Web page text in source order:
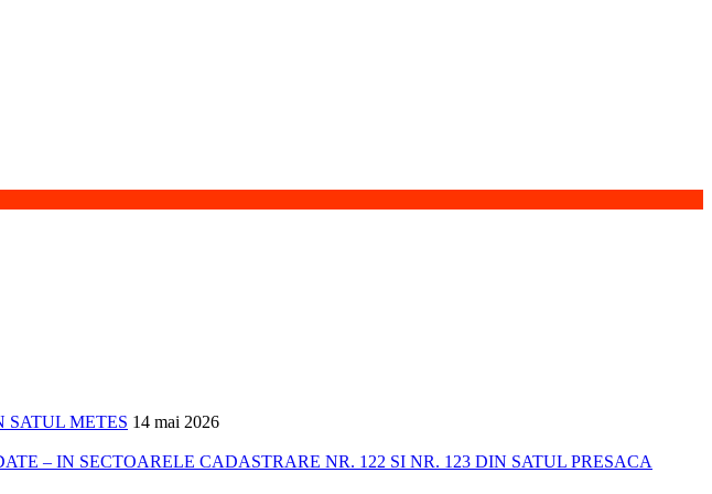
SATUL METES 14 mai 2026
– IN SECTOARELE CADASTRARE NR. 122 SI NR. 123 DIN SATUL PRESACA